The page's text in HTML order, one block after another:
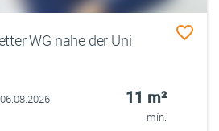
WG nahe der Uni
06.08.2026 11 m²
mín.